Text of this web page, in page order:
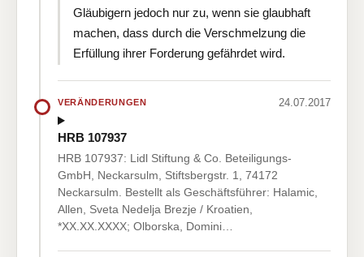
Gläubigern jedoch nur zu, wenn sie glaubhaft
machen, dass durch die Verschmelzung die
Erfüllung ihrer Forderung gefährdet wird.
VERÄNDERUNGEN 24.07.2017
HRB 107937
HRB 107937: Lidl Stiftung & Co. Beteiligungs-
GmbH, Neckarsulm, Stiftsbergstr. 1, 74172
Neckarsulm. Bestellt als Geschäftsführer: Halamic,
Allen, Sveta Nedelja Brezje / Kroatien,
*XX.XX.XXXX; Olborska, Domini…